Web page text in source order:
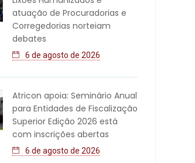
atuação de Procuradorias e
Corregedorias norteiam
debates
6 de agosto de 2026
Atricon apoia: Seminário Anual
para Entidades de Fiscalização
Superior Edição 2026 está
com inscrições abertas
6 de agosto de 2026